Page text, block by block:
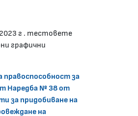
г . тестовете
графични
правоспособност за
Наредба № 38 от
за придобиване на
на